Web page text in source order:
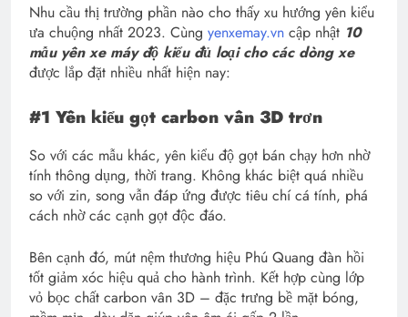
Nhu cầu thị trường phần nào cho thấy xu hướng yên kiểu
ưa chuộng nhất 2023. Cùng yenxemay.vn cập nhật 10
mẫu yên xe máy độ kiểu đủ loại cho các dòng xe
được lắp đặt nhiều nhất hiện nay:
#1 Yên kiểu gọt carbon vân 3D trơn
So với các mẫu khác, yên kiểu độ gọt bán chạy hơn nhờ
tính thông dụng, thời trang. Không khác biệt quá nhiều
so với zin, song vẫn đáp ứng được tiêu chí cá tính, phá
cách nhờ các cạnh gọt độc đáo.
Bên cạnh đó, mút nệm thương hiệu Phú Quang đàn hồi
tốt giảm xóc hiệu quả cho hành trình. Kết hợp cùng lớp
vỏ bọc chất carbon vân 3D – đặc trưng bề mặt bóng,